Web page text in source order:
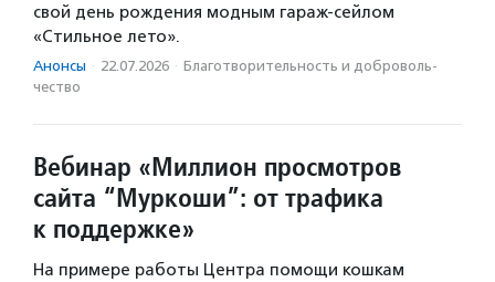
свой день рождения модным гараж-сейлом
«Стильное лето».
Анонсы · 22.07.2026 · Благотвори­тель­ность и доброволь­
чест­во
Вебинар «Миллион просмотров
сайта “Муркоши”: от трафика
к поддержке»
На примере работы Центра помощи кошкам